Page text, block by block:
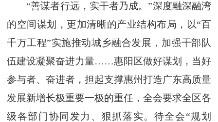
“善谋者行远，实干者乃成。”深度融深融湾
的空间谋划，更加清晰的产业结构布局，以“百
千万工程”实施推动城乡融合发展，加强干部队
伍建设凝聚奋进力量……惠阳区做好谋划，当好
参与者、奋进者，担起支撑惠州打造广东高质量
发展新增长极重要一极的重任，全会要求全区各
级各部门协同发力、狠抓落实。待全会“规划